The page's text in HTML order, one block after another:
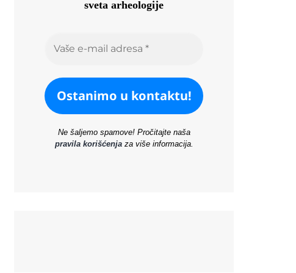
sveta arheologije
Ne šaljemo spamove! Pročitajte naša
pravila korišćenjaza više informacija.